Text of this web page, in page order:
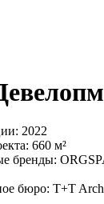
2022
660 м²
бренды:
бюро: T+T